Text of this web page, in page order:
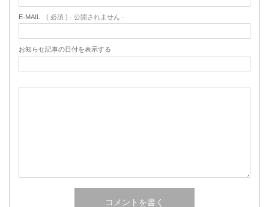
E-MAIL ( 必須 ) - 公開されません -
お知らせ記事の日付を表示する